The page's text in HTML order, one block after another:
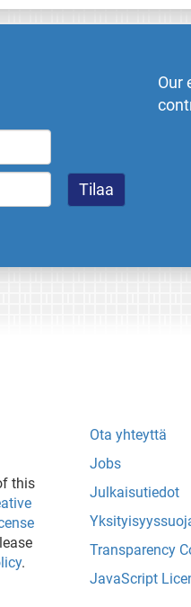
Our
this
.
Ota yhteyttä
Jobs
Julkaisutiedot
Transparency
JavaScript